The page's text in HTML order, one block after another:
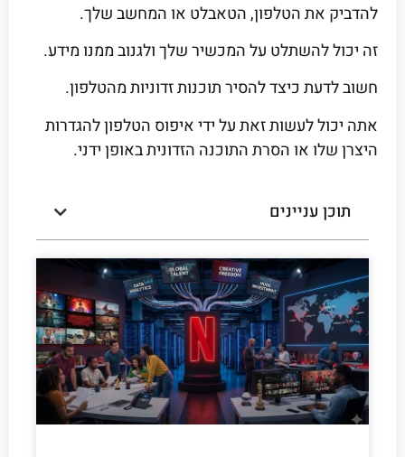
להדביק את הטלפון, הטאבלט או המחשב שלך.
זה יכול להשתלט על המכשיר שלך ולגנוב ממנו מידע.
חשוב לדעת כיצד להסיר תוכנות זדוניות מהטלפון.
אתה יכול לעשות זאת על ידי איפוס הטלפון להגדרות
היצרן שלו או הסרת התוכנה הזדונית באופן ידני.
תוכן עניינים